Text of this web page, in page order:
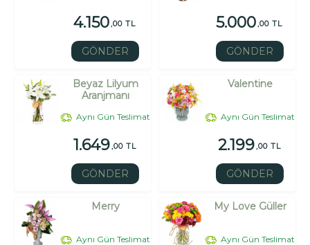
4.150,00 TL
GÖNDER
5.000,00 TL
GÖNDER
Beyaz Lilyum
Aranjmanı
Aynı Gün Teslimat
1.649,00 TL
GÖNDER
Valentine
Aynı Gün Teslimat
2.199,00 TL
GÖNDER
Merry
Aynı Gün Teslimat
My Love Güller
Aynı Gün Teslimat